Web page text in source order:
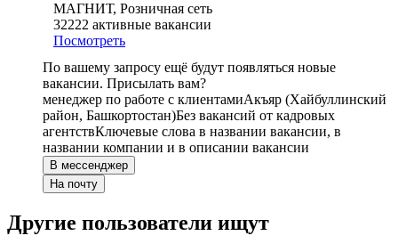
МАГНИТ, Розничная сеть
32222 активные вакансии
Посмотреть
По вашему запросу ещё будут появляться новые
вакансии. Присылать вам?
менеджер по работе с клиентамиАкъяр (Хайбуллинский
район, Башкортостан)Без вакансий от кадровых
агентствКлючевые слова в названии вакансии, в
названии компании и в описании вакансии
В мессенджер
На почту
Другие пользователи ищут